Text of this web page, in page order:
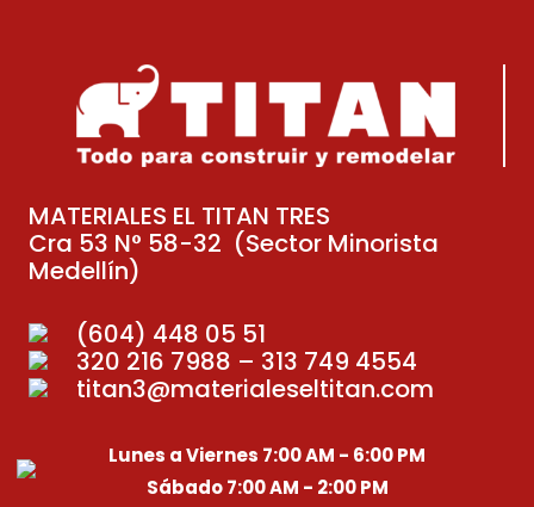
MATERIALES EL TITAN TRES
Cra 53 N° 58-32 (Sector Minorista
Medellín)
(604) 448 05 51
320 216 7988 – 313 749 4554
titan3@materialeseltitan.com
Lunes a Viernes 7:00 AM - 6:00 PM
Sábado 7:00 AM - 2:00 PM